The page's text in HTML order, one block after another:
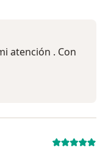
atención . Con